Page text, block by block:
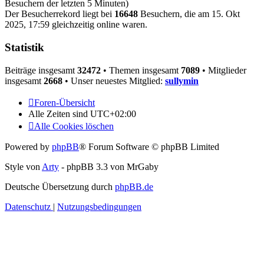
Besuchern der letzten 5 Minuten)
Der Besucherrekord liegt bei 16648 Besuchern, die am 15. Okt
2025, 17:59 gleichzeitig online waren.
Statistik
Beiträge insgesamt 32472 • Themen insgesamt 7089 • Mitglieder
insgesamt 2668 • Unser neuestes Mitglied: sullymin
Foren-Übersicht
Alle Zeiten sind UTC+02:00
Alle Cookies löschen
Powered by phpBB® Forum Software © phpBB Limited
Style von Arty - phpBB 3.3 von MrGaby
Deutsche Übersetzung durch phpBB.de
Datenschutz | Nutzungsbedingungen